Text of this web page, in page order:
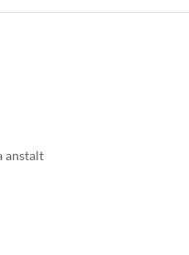
anstalt